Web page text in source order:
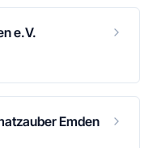
e.V.
Emden